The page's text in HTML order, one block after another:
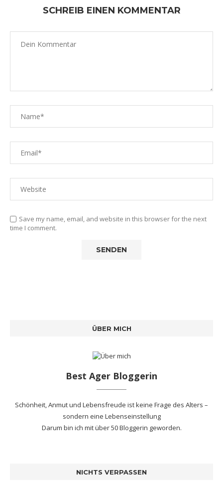
SCHREIB EINEN KOMMENTAR
Save my name, email, and website in this browser for the next
time I comment.
ÜBER MICH
Best Ager Bloggerin
Schönheit, Anmut und Lebensfreude ist keine Frage des Alters –
sondern eine Lebenseinstellung
Darum bin ich mitüber 50 Bloggerin geworden.
NICHTS VERPASSEN